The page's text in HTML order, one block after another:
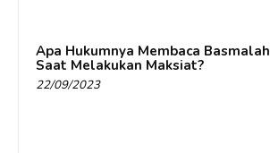
Apa Hukumnya Membaca Basmalah
Saat Melakukan Maksiat?
22/09/2023